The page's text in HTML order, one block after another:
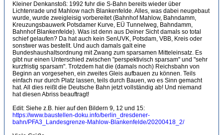
Kleiner Denkanstoß: 1992 fuhr die S-Bahn bereits wieder über
Lichtenrade und Mahlow nach Blankenfelde. Alles, was dabei neugebaut
wurde, wurde zweigleisig vorbereitet (Bahnhof Mahlow, Bahndamm,
Kreuzungsbauwerk Potsdamer Kurve, EÜ Tunnelweg, Bahndamm,
Bahnhof Blankenfelde). Was ist denn aus Deiner Sicht damals so total
schief gelaufen? Da hat auch kein SenUVK, Potsdam, VBB, Kreis oder
sonstwer was bestellt. Und auch damals galt eine
Bundeshaushaltsordnung mit Zwang zum sparsamen Mitteleinsatz. Es
gibt nur einen Unterschied zwischen "perspektivisch sparsam" und "sehr
kurzfristig sparsam". Trotzdem hat die (damals noch) Reichsbahn von
Beginn an vorgesehen, ein zweites Gleis aufbauen zu können. Teils
einfach nur durch Platz lassen, teils durch Bauen, wo es Sinn gemacht
hat. All dies reißt die Deutsche Bahn jetzt vollständig ab! Und niemand
hat diesen Abriss beauftragt!
Edit: Siehe z.B. hier auf den Bildern 9, 12 und 15:
https://www.baustellen-doku.info/berlin_dresdener-
bahn/PFA3_Landesgrenze-Mahlow-Blankenfelde/20200418_2/